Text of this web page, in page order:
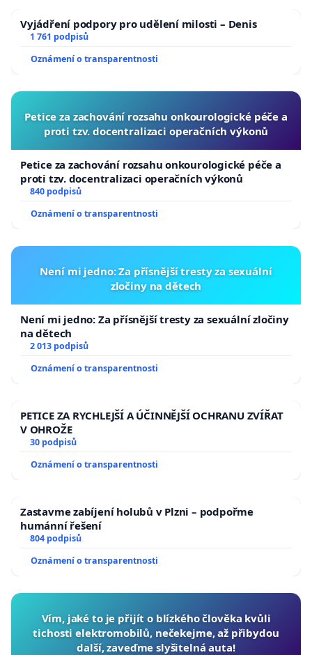
Vyjádření podpory pro udělení milosti – Denis
1 761 podpisů
Oznámení o transparentnosti
Petice za zachování rozsahu onkourologické péče a
proti tzv. docentralizaci operačních výkonů
Petice za zachování rozsahu onkourologické péče a
proti tzv. docentralizaci operačních výkonů
840 podpisů
Oznámení o transparentnosti
Není mi jedno: Za přísnější tresty za sexuální
zločiny na dětech
Není mi jedno: Za přísnější tresty za sexuální zločiny
na dětech
2 013 podpisů
Oznámení o transparentnosti
PETICE ZA RYCHLEJŠÍ A ÚČINNĚJŠÍ OCHRANU ZVÍŘAT
V OHROŽE
30 podpisů
Oznámení o transparentnosti
Zastavme zabíjení holubů v Plzni – podpořme
humánní řešení
804 podpisů
Oznámení o transparentnosti
Vím, jaké to je přijít o blízkého člověka kvůli
tichosti elektromobilů, nečekejme, až přibydou
další, zaveďme slyšitelná auta!